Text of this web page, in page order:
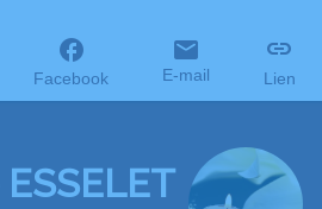
Facebook E-mail Lien